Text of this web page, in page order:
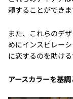
頼することができま
また、これらのデ
めにインスピレー
に恋するのを助ける
アースカラーを基